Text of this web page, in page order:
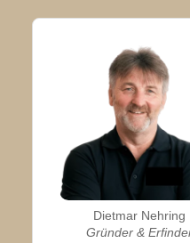
Dietmar Nehring
Gründer &